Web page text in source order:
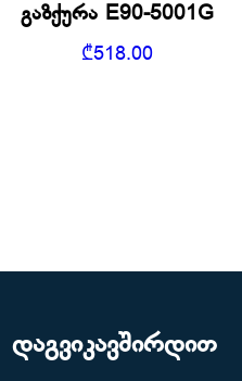
გაზქურა E90-5001G
₾518.00
დაგვიკავშირდით